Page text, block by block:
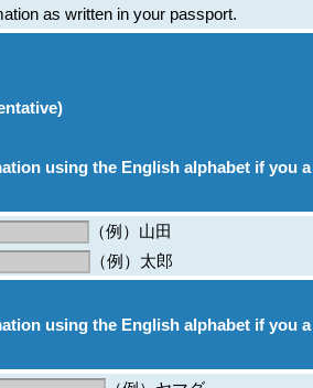
as written in your passport.
using the English alphabet if you a
（例）山田
（例）太郎
using the English alphabet if you a